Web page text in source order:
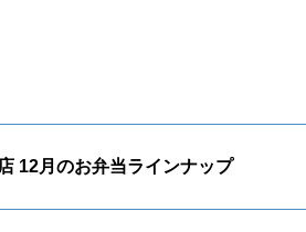
12月のお弁当ラインナップ